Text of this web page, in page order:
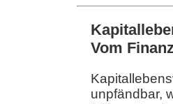
Vom
unpfändbar,